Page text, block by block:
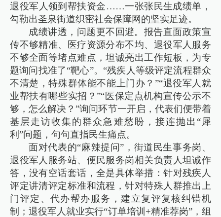
退役军人领到帮扶资金……一张张民生成绩单，
勾勒出圣泉街道织密社会保障网的坚实足迹。
成绩讲透，问题更不回避。报告直面政策宣
传不够精准、医疗资源分布不均、退役军人服务
不够全面等堵点难点，坦诚亮出工作短板，为专
题询问找准了“靶心”。“残疾人等级评定流程群众
不清楚，特殊群体能不能上门办？”“退役军人就
业帮扶有哪些实招？”“医保定点机构宣传公示不
够，怎么解决？”询问环节一开启，代表们便带着
基层走访收集的群众急难愁盼，接连抛出“犀
利”问题，句句直指民生痛点。
面对代表的“麻辣提问”，街道民生事务岗、
退役军人服务站、便民服务岗相关负责人坦诚作
答，没有空话套话，全是具体举措：针对残疾人
评定讲清评定标准和流程，针对特殊人群推出上
门评定、代办帮办服务，建立复评复核纠错机
制；退役军人就业实行“订单培训+精准荐岗”，组